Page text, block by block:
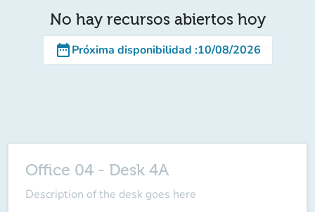
No hay recursos abiertos hoy
date_rangePróxima disponibilidad :10/08/2026
Office 04 - Desk 4A
Description of the desk goes here